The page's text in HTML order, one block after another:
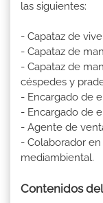
las siguientes:
- Capataz de
- Capataz de
- Capataz de
céspedes y
- Encargado de
- Encargado de
- Agente de
- Colaborador
mediambiental.
Contenidos